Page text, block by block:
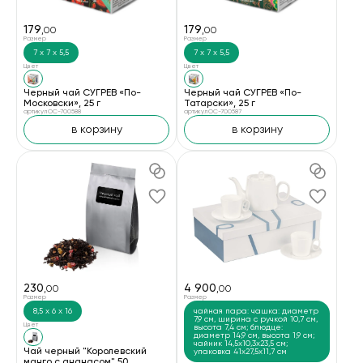
179,00
Размер
7 х 7 х 5,5
Цвет
Черный чай СУГРЕВ «По-
Московски», 25 г
артикул OC-700588
в корзину
179,00
Размер
7 х 7 х 5,5
Цвет
Черный чай СУГРЕВ «По-
Татарски», 25 г
артикул OC-700587
в корзину
230,00
Размер
8,5 х 6 х 16
Цвет
Чай черный "Королевский
4 900,00
Размер
чайная пара: чашка: диаметр
7,9 см, ширина с ручкой 10,7 см,
высота 7,4 см; блюдце:
диаметр 14,9 см, высота 1,9 см;
чайник 14,5х10,3х23,5 см;
упаковка 41х27,5х11,7 см